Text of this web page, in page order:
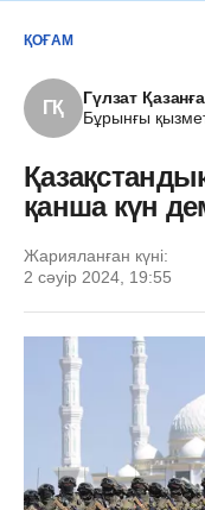
ҚОҒАМ
ГҚ
Гүлзат
Бұрынғы
қанша күн
Жарияланған күні:
2 сәуір 2024, 19:55